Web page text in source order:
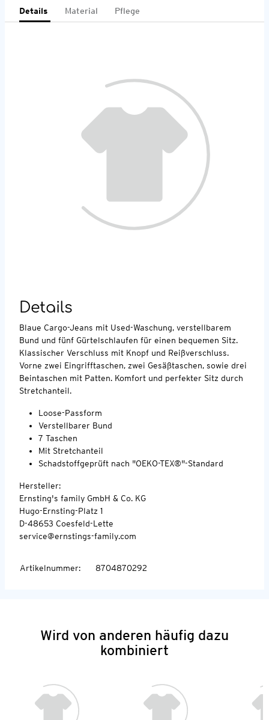
Details Material Pflege
Details
Blaue Cargo-Jeans mit Used-Waschung, verstellbarem
Bund und fünf Gürtelschlaufen für einen bequemen Sitz.
Klassischer Verschluss mit Knopf und Reißverschluss.
Vorne zwei Eingrifftaschen, zwei Gesäßtaschen, sowie drei
Beintaschen mit Patten. Komfort und perfekter Sitz durch
Stretchanteil.
Loose-Passform
Verstellbarer Bund
7 Taschen
Mit Stretchanteil
Schadstoffgeprüft nach "OEKO-TEX®"-Standard
Hersteller:
Ernsting's family GmbH & Co. KG
Hugo-Ernsting-Platz 1
D-48653 Coesfeld-Lette
service@ernstings-family.com
Artikelnummer: 8704870292
Wird von anderen häufig dazu
kombiniert